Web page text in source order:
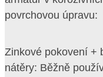
povrchovou úpravu:
Zinkové pokovení +
nátěry: Běžně